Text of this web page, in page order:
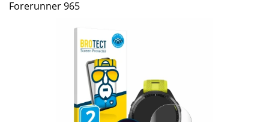
Forerunner 965